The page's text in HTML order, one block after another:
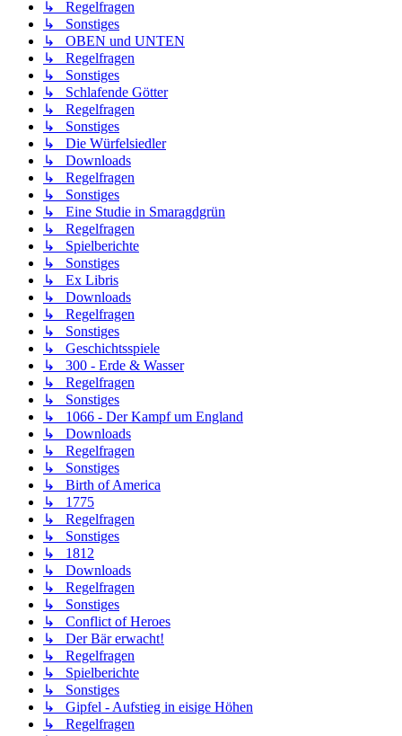
↳ Regelfragen
↳ Sonstiges
↳ OBEN und UNTEN
↳ Regelfragen
↳ Sonstiges
↳ Schlafende Götter
↳ Regelfragen
↳ Sonstiges
↳ Die Würfelsiedler
↳ Downloads
↳ Regelfragen
↳ Sonstiges
↳ Eine Studie in Smaragdgrün
↳ Regelfragen
↳ Spielberichte
↳ Sonstiges
↳ Ex Libris
↳ Downloads
↳ Regelfragen
↳ Sonstiges
↳ Geschichtsspiele
↳ 300 - Erde & Wasser
↳ Regelfragen
↳ Sonstiges
↳ 1066 - Der Kampf um England
↳ Downloads
↳ Regelfragen
↳ Sonstiges
↳ Birth of America
↳ 1775
↳ Regelfragen
↳ Sonstiges
↳ 1812
↳ Downloads
↳ Regelfragen
↳ Sonstiges
↳ Conflict of Heroes
↳ Der Bär erwacht!
↳ Regelfragen
↳ Spielberichte
↳ Sonstiges
↳ Gipfel - Aufstieg in eisige Höhen
↳ Regelfragen